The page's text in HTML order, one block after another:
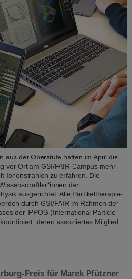
aus der Oberstufe hatten im April die
vor Ort am GSI/FAIR-Campus mehr
Ionenstrahlen zu erfahren. Die
der
ausgerichtet. Alle Partikeltherapie-
durch GSI/FAIR im Rahmen der
der IPPOG (International Particle
deren assoziiertes Mitglied
Preis für Marek Pfützner